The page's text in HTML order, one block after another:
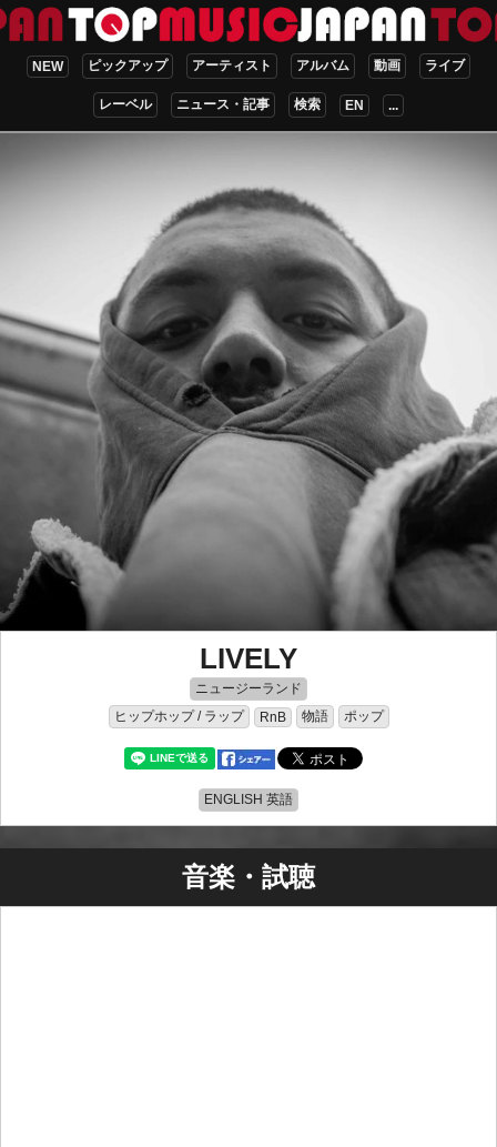
NEW ピックアップ アーティスト アルバム 動画 ライブ
レーベル ニュース・記事 検索 EN ...
LIVELY
ニュージーランド
ヒップホップ / ラップ
RnB 物語 ポップ
ENGLISH 英語
音楽・試聴